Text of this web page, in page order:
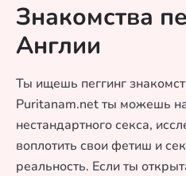
Знакомства
Англии
Ты ищешь пеггинг
Puritanam.net ты можешь
нестандартного секса,
воплотить свои фетиш и
реальность. Если ты